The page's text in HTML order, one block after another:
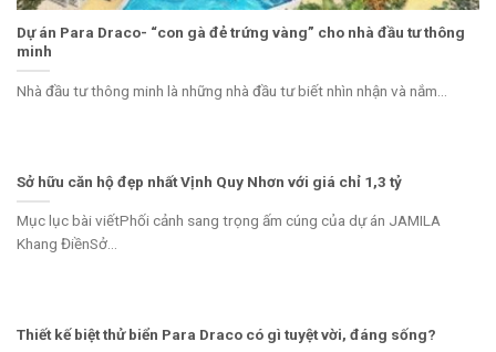
Dự án Para Draco- “con gà đẻ trứng vàng” cho nhà đầu tư thông
minh
Nhà đầu tư thông minh là những nhà đầu tư biết nhìn nhận và nắm...
Sở hữu căn hộ đẹp nhất Vịnh Quy Nhơn với giá chỉ 1,3 tỷ
Mục lục bài viếtPhối cảnh sang trọng ấm cúng của dự án JAMILA
Khang ĐiềnSở...
Thiết kế biệt thử biển Para Draco có gì tuyệt vời, đáng sống?